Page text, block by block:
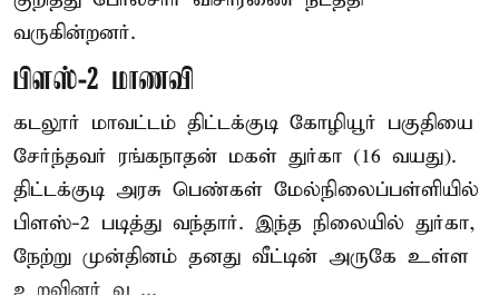
வருகின்றனர்.
பிளஸ்-2 மாணவி
கடலூர் மாவட்டம் திட்டக்குடி கோழியூர் பகுதியை
சேர்ந்தவர் ரங்கநாதன் மகள் துர்கா (16 வயது).
திட்டக்குடி அரசு பெண்கள் மேல்நிலைப்பள்ளியில்
பிளஸ்-2 படித்து வந்தார். இந்த நிலையில் துர்கா,
நேற்று முன்தினம் தனது வீட்டின் அருகே உள்ள
உறவினர் வ ...